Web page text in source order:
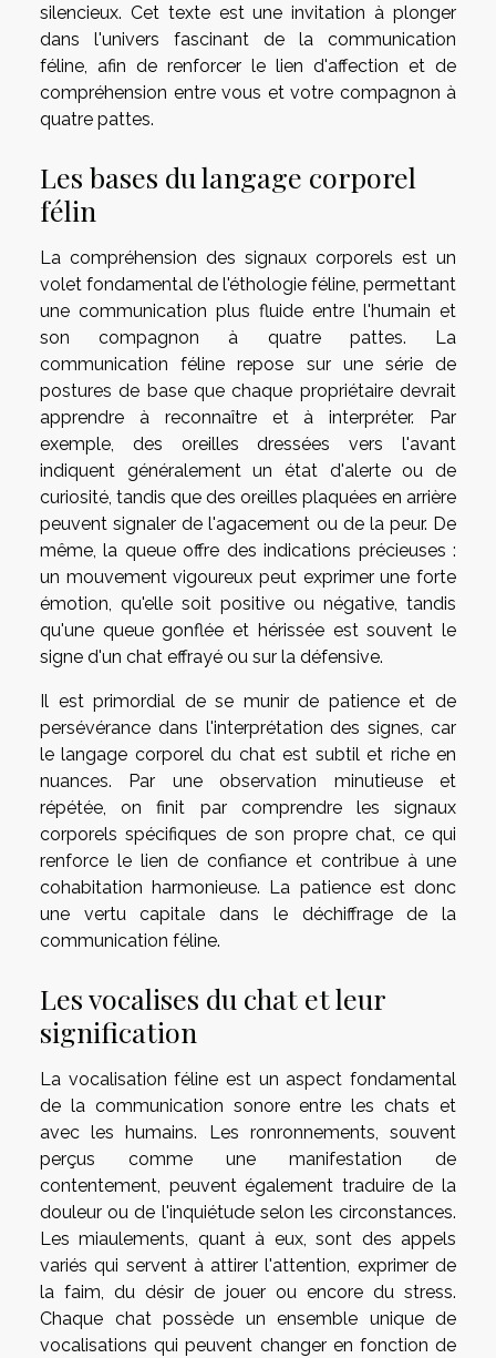
silencieux. Cet texte est une invitation à plonger
dans l'univers fascinant de la communication
féline, afin de renforcer le lien d'affection et de
compréhension entre vous et votre compagnon à
quatre pattes.
Les bases du langage corporel
félin
La compréhension des signaux corporels est un
volet fondamental de l'éthologie féline, permettant
une communication plus fluide entre l'humain et
son compagnon à quatre pattes. La
communication féline repose sur une série de
postures de base que chaque propriétaire devrait
apprendre à reconnaître et à interpréter. Par
exemple, des oreilles dressées vers l'avant
indiquent généralement un état d'alerte ou de
curiosité, tandis que des oreilles plaquées en arrière
peuvent signaler de l'agacement ou de la peur. De
même, la queue offre des indications précieuses :
un mouvement vigoureux peut exprimer une forte
émotion, qu'elle soit positive ou négative, tandis
qu'une queue gonflée et hérissée est souvent le
signe d'un chat effrayé ou sur la défensive.
Il est primordial de se munir de patience et de
persévérance dans l'interprétation des signes, car
le langage corporel du chat est subtil et riche en
nuances. Par une observation minutieuse et
répétée, on finit par comprendre les signaux
corporels spécifiques de son propre chat, ce qui
renforce le lien de confiance et contribue à une
cohabitation harmonieuse. La patience est donc
une vertu capitale dans le déchiffrage de la
communication féline.
Les vocalises du chat et leur
signification
La vocalisation féline est un aspect fondamental
de la communication sonore entre les chats et
avec les humains. Les ronronnements, souvent
perçus comme une manifestation de
contentement, peuvent également traduire de la
douleur ou de l'inquiétude selon les circonstances.
Les miaulements, quant à eux, sont des appels
variés qui servent à attirer l'attention, exprimer de
la faim, du désir de jouer ou encore du stress.
Chaque chat possède un ensemble unique de
vocalisations qui peuvent changer en fonction de